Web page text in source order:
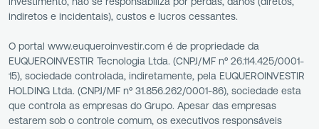
indiretos e incidentais), custos e lucros cessantes.
O portal www.euqueroinvestir.com é de propriedade da
EUQUEROINVESTIR Tecnologia Ltda. (CNPJ/MF nº 26.114.425/0001-
15), sociedade controlada, indiretamente, pela EUQUEROINVESTIR
HOLDING Ltda. (CNPJ/MF nº 31.856.262/0001-86), sociedade esta
que controla as empresas do Grupo. Apesar das empresas
estarem sob o controle comum, os executivos responsáveis